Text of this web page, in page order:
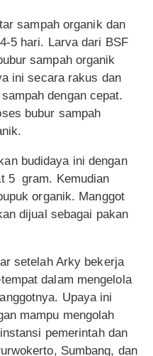
sampah organik dan
5 hari. Larva dari BSF
sampah organik
ini secara rakus dan
dengan cepat.
bubur sampah
budidaya ini dengan
5 gram. Kemudian
organik. Manggot
dijual sebagai pakan
setelah Arky bekerja
dalam mengelola
Upaya ini
mampu mengolah
pemerintah dan
Sumbang, dan